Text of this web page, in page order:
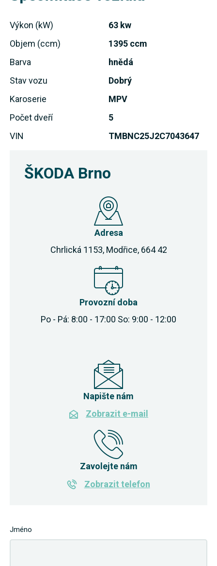
Výkon (kW)
63 kw
Objem (ccm)
1395 ccm
Barva
hnědá
Stav vozu
Dobrý
Karoserie
MPV
Počet dveří
5
VIN
TMBNC25J2C7043647
ŠKODA Brno
Adresa
Chrlická 1153, Modřice, 664 42
Provozní doba
Po - Pá: 8:00 - 17:00 So: 9:00 - 12:00
Napište nám
Zobrazit e-mail
Zavolejte nám
Zobrazit telefon
Jméno